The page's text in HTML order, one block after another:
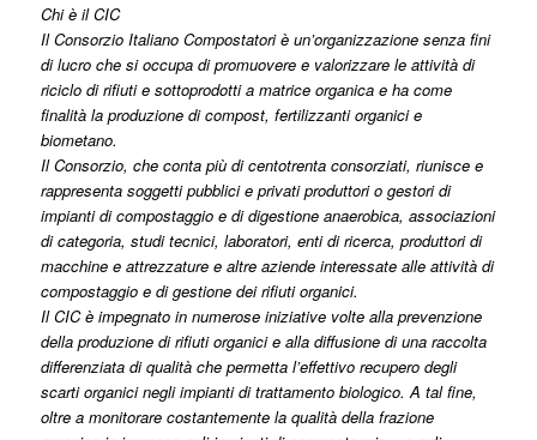
Chi è il CIC
Il Consorzio Italiano Compostatori è un’organizzazione senza fini
di lucro che si occupa di promuovere e valorizzare le attività di
riciclo di rifiuti e sottoprodotti a matrice organica e ha come
finalità la produzione di compost, fertilizzanti organici e
biometano.
Il Consorzio, che conta più di centotrenta consorziati, riunisce e
rappresenta soggetti pubblici e privati produttori o gestori di
impianti di compostaggio e di digestione anaerobica, associazioni
di categoria, studi tecnici, laboratori, enti di ricerca, produttori di
macchine e attrezzature e altre aziende interessate alle attività di
compostaggio e di gestione dei rifiuti organici.
Il CIC è impegnato in numerose iniziative volte alla prevenzione
della produzione di rifiuti organici e alla diffusione di una raccolta
differenziata di qualità che permetta l’effettivo recupero degli
scarti organici negli impianti di trattamento biologico. A tal fine,
oltre a monitorare costantemente la qualità della frazione